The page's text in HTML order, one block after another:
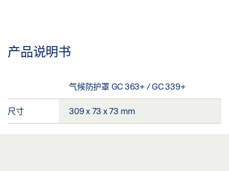
产品说明书
气候防护罩 GC 363+ / GC 339+
尺寸 309 x 73 x 73 mm